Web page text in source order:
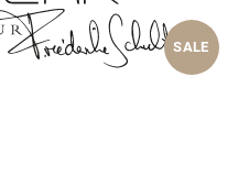
SALE